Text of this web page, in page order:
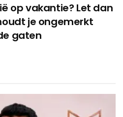
op vakantie? Let dan
je ongemerkt
gaten